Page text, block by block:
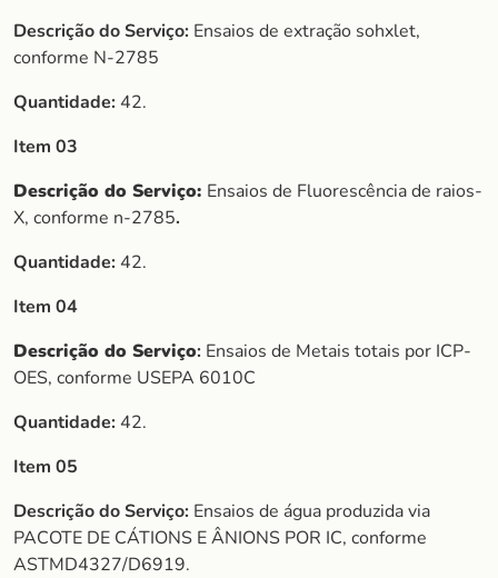
Descrição do Serviço: Ensaios de extração sohxlet,
conforme N-2785
Quantidade: 42.
Item 03
Descrição do Serviço: Ensaios de Fluorescência de raios-
X, conforme n-2785.
Quantidade: 42.
Item 04
Descrição do Serviço: Ensaios de Metais totais por ICP-
OES, conforme USEPA 6010C
Quantidade: 42.
Item 05
Descrição do Serviço: Ensaios de água produzida via
PACOTE DE CÁTIONS E ÂNIONS POR IC, conforme
ASTMD4327/D6919.